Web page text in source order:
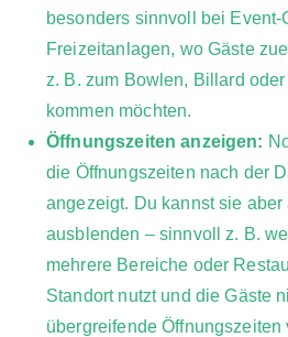
besonders sinnvoll bei Event-
Freizeitanlagen, wo Gäste
z. B. zum Bowlen, Billard
kommen möchten.
Öffnungszeiten anzeigen:
die Öffnungszeiten nach der
angezeigt. Du kannst sie aber
ausblenden – sinnvoll z. B.
mehrere Bereiche oder
Standort nutzt und die Gäste
übergreifende